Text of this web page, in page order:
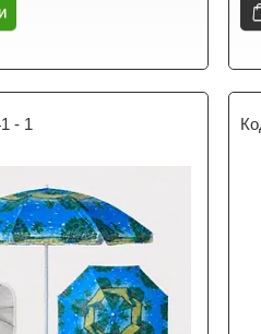
- 1